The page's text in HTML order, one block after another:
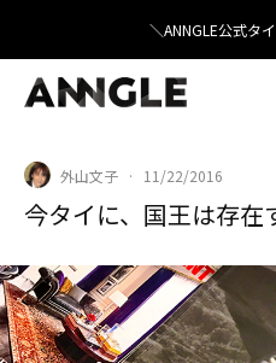
＼ANNGLE公式タ
外山文子 · 11/22/2016
今タイに、国王は存在